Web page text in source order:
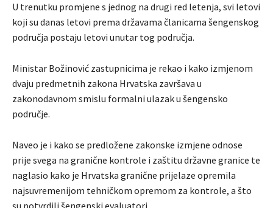
U trenutku promjene s jednog na drugi red letenja, svi letovi
koji su danas letovi prema državama članicama šengenskog
područja postaju letovi unutar tog područja.
Ministar Božinović zastupnicima je rekao i kako izmjenom
dvaju predmetnih zakona Hrvatska završava u
zakonodavnom smislu formalni ulazak u šengensko
područje.
Naveo je i kako se predložene zakonske izmjene odnose
prije svega na granične kontrole i zaštitu državne granice te
naglasio kako je Hrvatska granične prijelaze opremila
najsuvremenijom tehničkom opremom za kontrole, a što